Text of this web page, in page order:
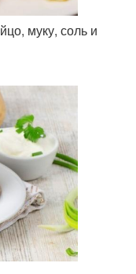
муку, соль и